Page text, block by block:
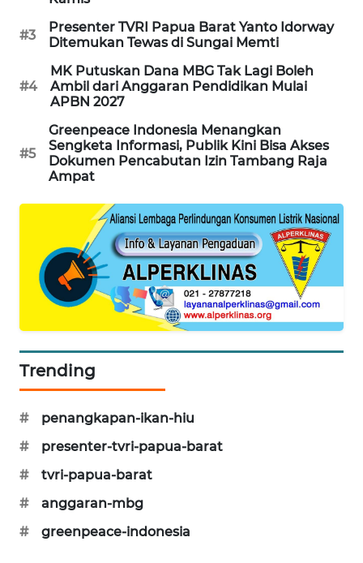
#3
Presenter TVRI Papua Barat Yanto Idorway
Ditemukan Tewas di Sungai Memti
#4
MK Putuskan Dana MBG Tak Lagi Boleh
Ambil dari Anggaran Pendidikan Mulai
APBN 2027
#5
Greenpeace Indonesia Menangkan
Sengketa Informasi, Publik Kini Bisa Akses
Dokumen Pencabutan Izin Tambang Raja
Ampat
Trending
#
penangkapan-ikan-hiu
#
presenter-tvri-papua-barat
#
tvri-papua-barat
#
anggaran-mbg
#
greenpeace-indonesia
METRO
MEDAN
METRO
JAKARTA
NEWS
KRT
NEWS
JURNAL
HUMBANG
NEWS
GARONGGANG
FISUELRI
ID
ENERGI